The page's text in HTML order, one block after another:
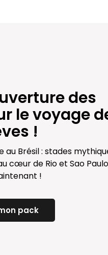
des
le voyage
!
Brésil : stades
cœur de Rio et Sao
!
pack